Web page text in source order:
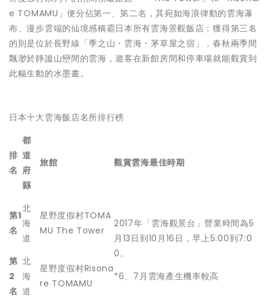
e TOMAMU」便分佔第一、第二名，其宛如海浪律動的雲海瀑
布、漫步雲端的仙境感稱霸日本所有雲海景觀飯店；獲得第三名
的則是位於長野線「季之山・雲海・茅草屋之宿」，春秋兩季間
飄渺於靜謐山巒間的雲海，遊客在新館房間和停車場就能觀賞到
此幅生動的水墨畫。
日本十大雲海飯店名所排行榜
排
名
都
道
府
縣
旅館 觀賞雲海最佳時期
第1
名
北
海
道
星野度假村TOMA
MU The Tower
2017年「雲海觀景台」營業時間為5
月13日到10月16日，早上5:00到7:0
0。
*6、7月雲海產生機率較高
第
2
名
北
海
道
星野度假村Risona
re TOMAMU